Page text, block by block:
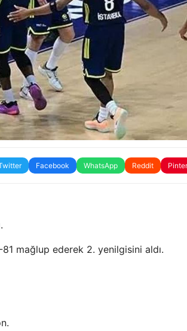
Facebook WhatsApp Reddit
81 mağlup ederek 2. yenilgisini aldı.